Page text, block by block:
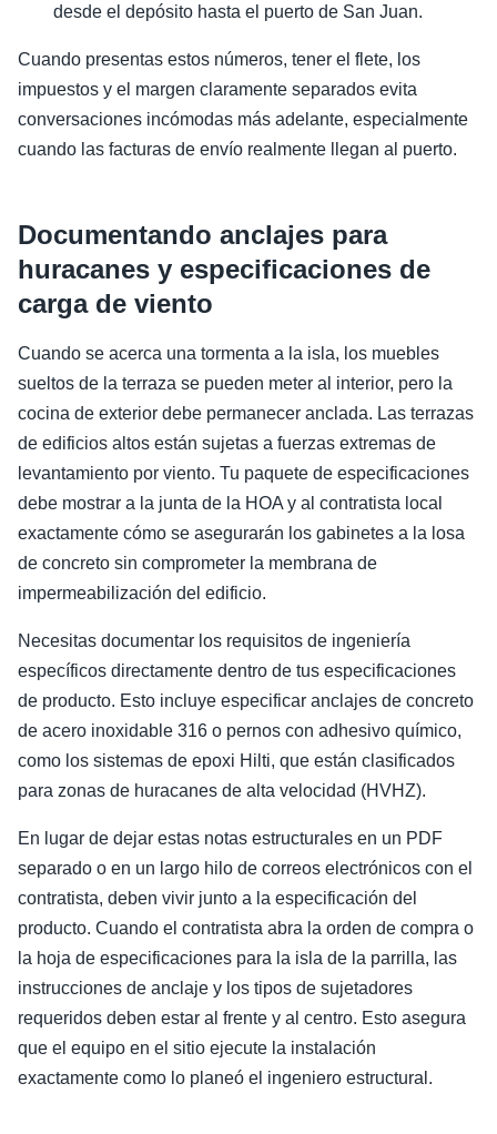
desde el depósito hasta el puerto de San Juan.
Cuando presentas estos números, tener el flete, los
impuestos y el margen claramente separados evita
conversaciones incómodas más adelante, especialmente
cuando las facturas de envío realmente llegan al puerto.
Documentando anclajes para
huracanes y especificaciones de
carga de viento
Cuando se acerca una tormenta a la isla, los muebles
sueltos de la terraza se pueden meter al interior, pero la
cocina de exterior debe permanecer anclada. Las terrazas
de edificios altos están sujetas a fuerzas extremas de
levantamiento por viento. Tu paquete de especificaciones
debe mostrar a la junta de la HOA y al contratista local
exactamente cómo se asegurarán los gabinetes a la losa
de concreto sin comprometer la membrana de
impermeabilización del edificio.
Necesitas documentar los requisitos de ingeniería
específicos directamente dentro de tus especificaciones
de producto. Esto incluye especificar anclajes de concreto
de acero inoxidable 316 o pernos con adhesivo químico,
como los sistemas de epoxi Hilti, que están clasificados
para zonas de huracanes de alta velocidad (HVHZ).
En lugar de dejar estas notas estructurales en un PDF
separado o en un largo hilo de correos electrónicos con el
contratista, deben vivir junto a la especificación del
producto. Cuando el contratista abra la orden de compra o
la hoja de especificaciones para la isla de la parrilla, las
instrucciones de anclaje y los tipos de sujetadores
requeridos deben estar al frente y al centro. Esto asegura
que el equipo en el sitio ejecute la instalación
exactamente como lo planeó el ingeniero estructural.